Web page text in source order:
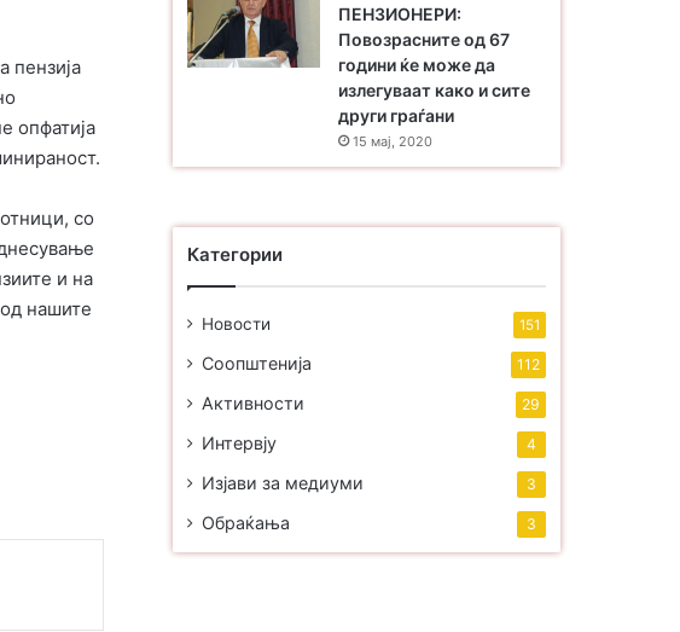
пензија
опфатија
со
и на
нашите
ПЕНЗИОНЕРИ:
Повозрасните од 67
години ќе може да
излегуваат како и сите
други граѓани
15 мај, 2020
Категории
Новости 151
Соопштенија 112
Активности 29
Интервју 4
Изјави за медиуми 3
Обраќања 3